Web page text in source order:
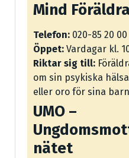
Mind
Telefon: 020-85 20
Öppet: Vardagar kl.
Riktar sig till:
om sin psykiska
eller oro för sina
UMO –
nätet